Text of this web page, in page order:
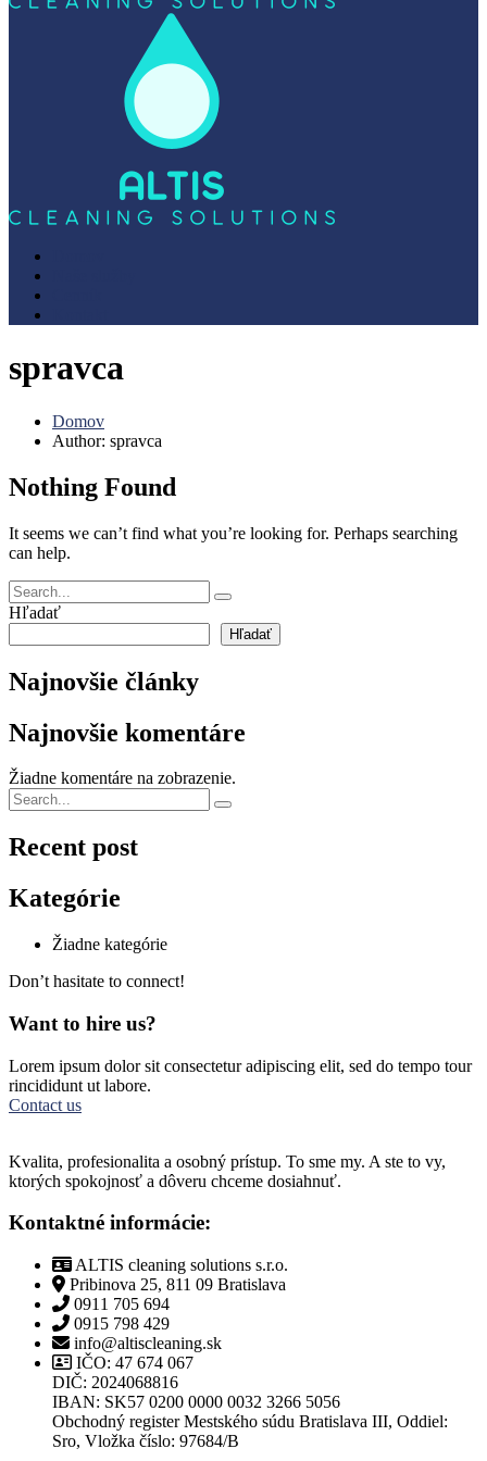
spravca
Domov
Author: spravca
Nothing Found
It seems we can’t find what you’re looking for. Perhaps searching
can help.
Hľadať
Hľadať
Najnovšie články
Najnovšie komentáre
Žiadne komentáre na zobrazenie.
Recent post
Kategórie
Žiadne kategórie
Don’t hasitate to connect!
Want to hire us?
Lorem ipsum dolor sit consectetur adipiscing elit, sed do tempo tour
rincididunt ut labore.
Contact us
Kvalita, profesionalita a osobný prístup. To sme my. A ste to vy,
ktorých spokojnosť a dôveru chceme dosiahnuť.
Kontaktné informácie:
ALTIS cleaning solutions s.r.o.
Pribinova 25, 811 09 Bratislava
0911 705 694
0915 798 429
info@altiscleaning.sk
IČO: 47 674 067
DIČ: 2024068816
IBAN: SK57 0200 0000 0032 3266 5056
Obchodný register Mestského súdu Bratislava III, Oddiel:
Sro, Vložka číslo: 97684/B